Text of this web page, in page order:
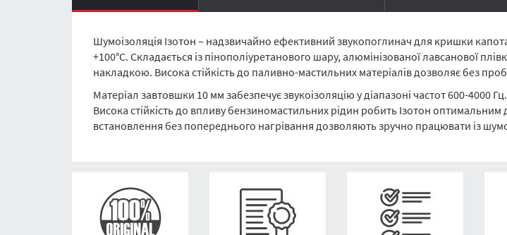
Шумоізоляція Ізотон – надзвичайно ефективний звукопоглинач для кришки
+100°С. Складається із пінополіуретанового шару, алюмінізованої лавсанової
накладкою. Висока стійкість до паливно-мастильних матеріалів дозволяє без
Матеріал завтовшки 10 мм забезпечує звукоізоляцію у діапазоні частот 600-4000
Висока стійкість до впливу бензиномастильних рідин робить Ізотон оптимальним
встановлення без попереднього нагрівання дозволяють зручно працювати із